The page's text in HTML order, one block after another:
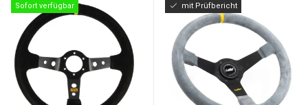
Sofort verfügbar mit Prüfbericht